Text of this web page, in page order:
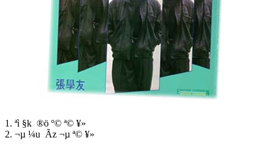
1. ªì §k ®ö º© ª© ¥»
2. ¬µ ¼u Ãz ¬µ ª© ¥»